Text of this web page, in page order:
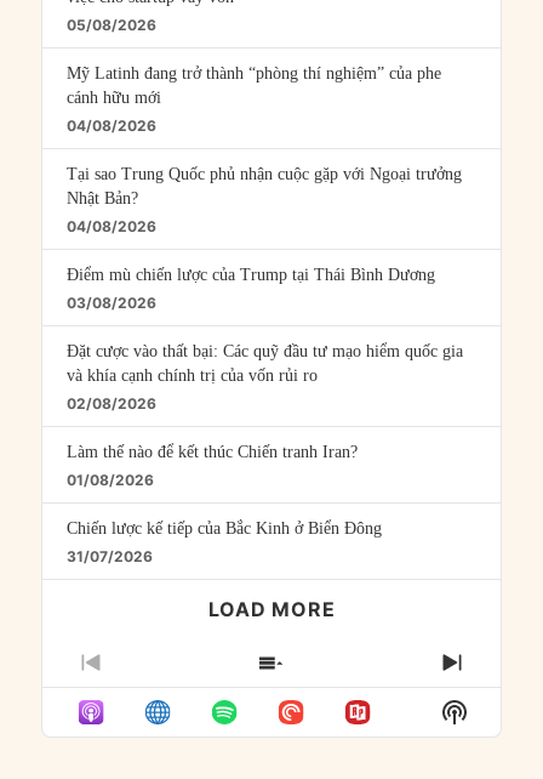
05/08/2026
Mỹ Latinh đang trở thành “phòng thí nghiệm” của phe
cánh hữu mới
04/08/2026
Tại sao Trung Quốc phủ nhận cuộc gặp với Ngoại trưởng
Nhật Bản?
04/08/2026
Điểm mù chiến lược của Trump tại Thái Bình Dương
03/08/2026
Đặt cược vào thất bại: Các quỹ đầu tư mạo hiểm quốc gia
và khía cạnh chính trị của vốn rủi ro
02/08/2026
Làm thế nào để kết thúc Chiến tranh Iran?
01/08/2026
Chiến lược kế tiếp của Bắc Kinh ở Biển Đông
31/07/2026
LOAD MORE
PREVIOUS
EPISODE
SHOW
EPISODES
LIST
NEXT
Show
Podcast